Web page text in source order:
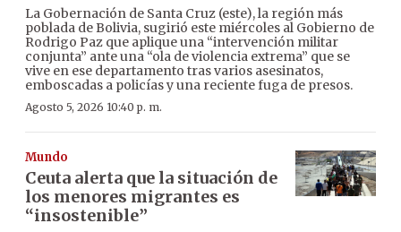
La Gobernación de Santa Cruz (este), la región más
poblada de Bolivia, sugirió este miércoles al Gobierno de
Rodrigo Paz que aplique una “intervención militar
conjunta” ante una “ola de violencia extrema” que se
vive en ese departamento tras varios asesinatos,
emboscadas a policías y una reciente fuga de presos.
Agosto 5, 2026 10:40 p. m.
Mundo
Ceuta alerta que la situación de
los menores migrantes es
“insostenible”